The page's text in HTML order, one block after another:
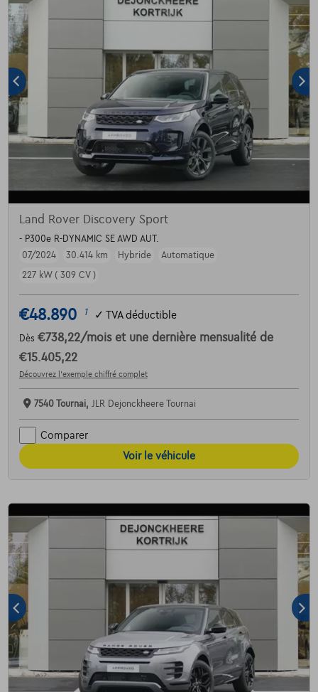
Land Rover Discovery Sport
- P300e R-DYNAMIC SE AWD AUT.
07/2024
30.414 km Hybride
Automatique
227 kW ( 309 CV )
€48.890 1 ✓ TVA déductible
Dès €738,22/mois et une dernière mensualité de
€15.405,22
Découvrez l’exemple chiffré complet
7540 Tournai, JLR Dejonckheere Tournai
Comparer
Voir le véhicule